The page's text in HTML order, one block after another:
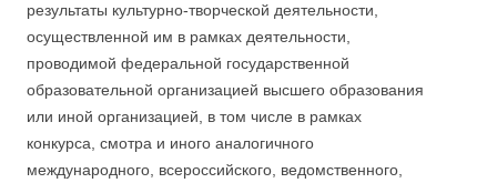
результаты культурно-творческой деятельности,
осуществленной им в рамках деятельности,
проводимой федеральной государственной
образовательной организацией высшего образования
или иной организацией, в том числе в рамках
конкурса, смотра и иного аналогичного
международного, всероссийского, ведомственного,